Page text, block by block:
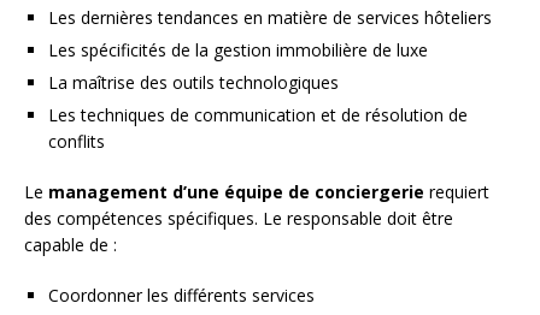
Les dernières tendances en matière de services hôteliers
Les spécificités de la gestion immobilière de luxe
La maîtrise des outils technologiques
Les techniques de communication et de résolution de
conflits
Le management d’une équipe de conciergerie requiert
des compétences spécifiques. Le responsable doit être
capable de :
Coordonner les différents services